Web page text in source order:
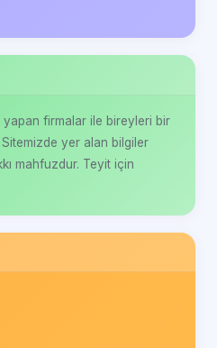
firmalar ile bireyleri bir
yer alan bilgiler
mahfuzdur. Teyit için